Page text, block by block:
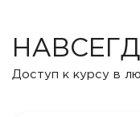
Доступ к курсу в